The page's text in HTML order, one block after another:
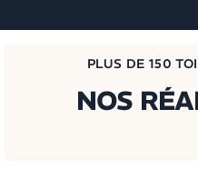
PLUS DE 150
NOS